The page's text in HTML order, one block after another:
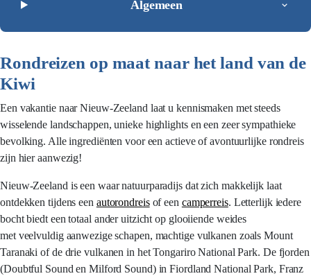
Algemeen
Rondreizen op maat naar het land van de
Kiwi
Een vakantie naar Nieuw-Zeeland laat u kennismaken met steeds
wisselende landschappen, unieke highlights en een zeer sympathieke
bevolking. Alle ingrediënten voor een actieve of avontuurlijke rondreis
zijn hier aanwezig!
Nieuw-Zeeland is een waar natuurparadijs dat zich makkelijk laat
ontdekken tijdens een autorondreisof een camperreis. Letterlijk iedere
bocht biedt een totaal ander uitzicht op glooiiende weides
met veelvuldig aanwezige schapen, machtige vulkanen zoals Mount
Taranaki of de drie vulkanen in het Tongariro National Park. De fjorden
(Doubtful Sound en Milford Sound) in Fiordland National Park, Franz